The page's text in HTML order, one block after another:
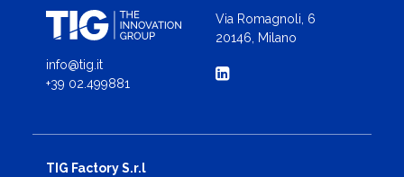
info@tig.it
+39 02.499881
Via Romagnoli, 6
20146, Milano
TIG Factory S.r.l